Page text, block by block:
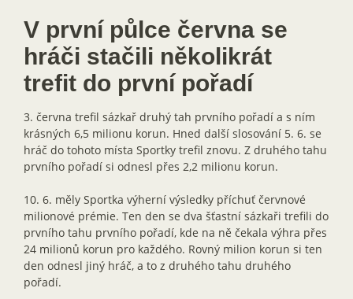
V první půlce června se
hráči stačili několikrát
trefit do první pořadí
3. června trefil sázkař druhý tah prvního pořadí a s ním
krásných 6,5 milionu korun. Hned další slosování 5. 6. se
hráč do tohoto místa Sportky trefil znovu. Z druhého tahu
prvního pořadí si odnesl přes 2,2 milionu korun.
10. 6. měly Sportka výherní výsledky příchuť červnové
milionové prémie. Ten den se dva šťastní sázkaři trefili do
prvního tahu prvního pořadí, kde na ně čekala výhra přes
24 milionů korun pro každého. Rovný milion korun si ten
den odnesl jiný hráč, a to z druhého tahu druhého
pořadí.